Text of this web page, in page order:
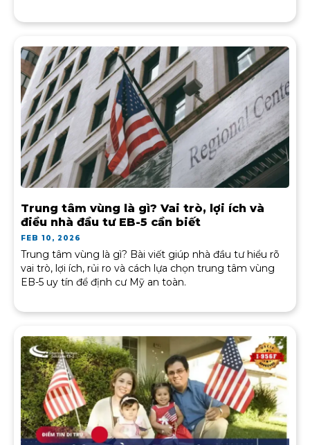
Trung tâm vùng là gì? Vai trò, lợi ích và
điều nhà đầu tư EB-5 cần biết
FEB 10, 2026
Trung tâm vùng là gì? Bài viết giúp nhà đầu tư hiểu rõ
vai trò, lợi ích, rủi ro và cách lựa chọn trung tâm vùng
EB-5 uy tín để định cư Mỹ an toàn.